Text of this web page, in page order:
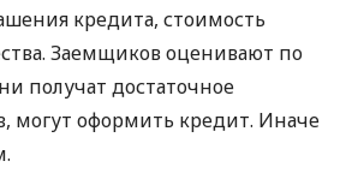
кредита, стоимость
Заемщиков оценивают по
получат достаточное
могут оформить кредит. Иначе